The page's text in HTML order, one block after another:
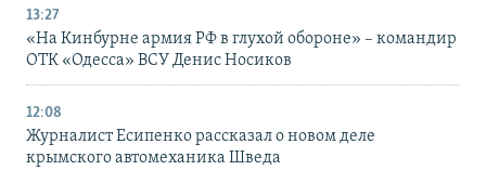
13:27
«На Кинбурне армия РФ в глухой обороне» – командир
ОТК «Одесса» ВСУ Денис Носиков
12:08
Журналист Есипенко рассказал о новом деле
крымского автомеханика Шведа